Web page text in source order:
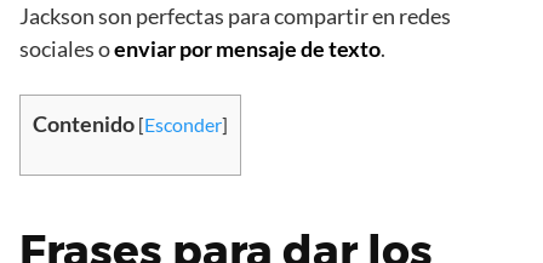
Jackson son perfectas para compartir en redes
sociales oenviar por mensaje de texto.
Contenido [Esconder]
Frases para dar los